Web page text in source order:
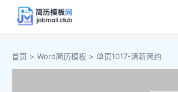
首页 > Word简历模板 > 单页1017-清新简约